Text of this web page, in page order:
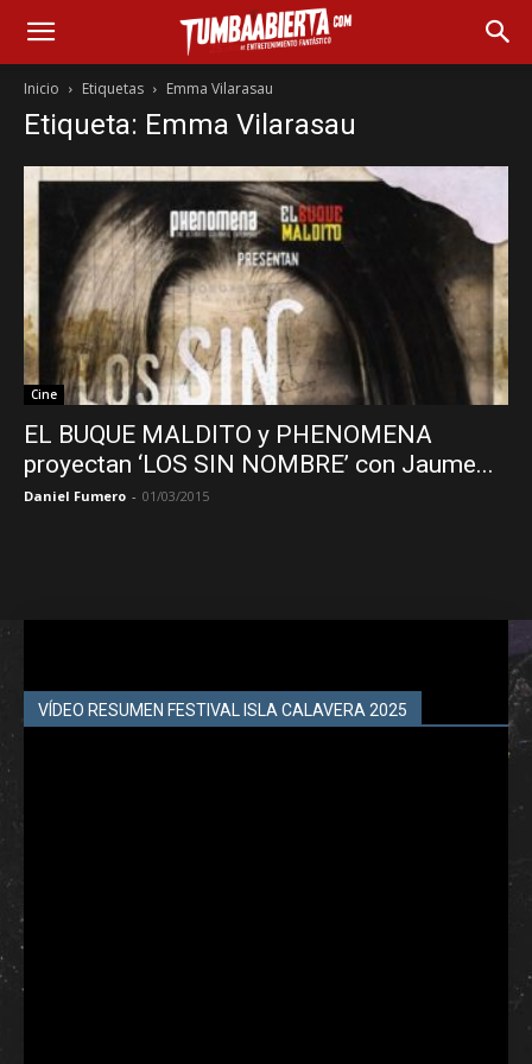
Inicio Etiquetas Emma Vilarasau
Etiqueta: Emma Vilarasau
Cine
EL BUQUE MALDITO y PHENOMENA
proyectan ‘LOS SIN NOMBRE’ con Jaume...
Daniel Fumero - 01/03/2015
VÍDEO RESUMEN FESTIVAL ISLA CALAVERA 2025